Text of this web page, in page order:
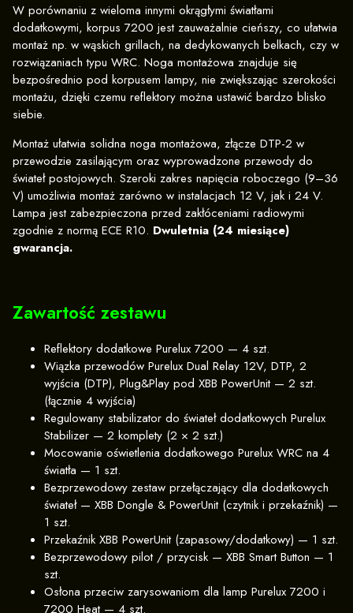
W porównaniu z wieloma innymi okrągłymi światłami
dodatkowymi, korpus 7200 jest zauważalnie cieńszy, co ułatwia
montaż np. w wąskich grillach, na dedykowanych belkach, czy w
rozwiązaniach typu WRC. Noga montażowa znajduje się
bezpośrednio pod korpusem lampy, nie zwiększając szerokości
montażu, dzięki czemu reflektory można ustawić bardzo blisko
siebie.
Montaż ułatwia solidna noga montażowa, złącze DTP-2 w
przewodzie zasilającym oraz wyprowadzone przewody do
świateł postojowych. Szeroki zakres napięcia roboczego (9–36
V) umożliwia montaż zarówno w instalacjach 12 V, jak i 24 V.
Lampa jest zabezpieczona przed zakłóceniami radiowymi
zgodnie z normą ECE R10. Dwuletnia (24 miesiące)
gwarancja.
Zawartość zestawu
Reflektory dodatkowe Purelux 7200 — 4 szt.
Wiązka przewodów Purelux Dual Relay 12V, DTP, 2
wyjścia (DTP), Plug&Play pod XBB PowerUnit — 2 szt.
(łącznie 4 wyjścia)
Regulowany stabilizator do świateł dodatkowych Purelux
Stabilizer — 2 komplety (2 × 2 szt.)
Mocowanie oświetlenia dodatkowego Purelux WRC na 4
światła — 1 szt.
Bezprzewodowy zestaw przełączający dla dodatkowych
świateł — XBB Dongle & PowerUnit (czytnik i przekaźnik) —
1 szt.
Przekaźnik XBB PowerUnit (zapasowy/dodatkowy) — 1 szt.
Bezprzewodowy pilot / przycisk — XBB Smart Button — 1
szt.
Osłona przeciw zarysowaniom dla lamp Purelux 7200 i
7200 Heat — 4 szt.